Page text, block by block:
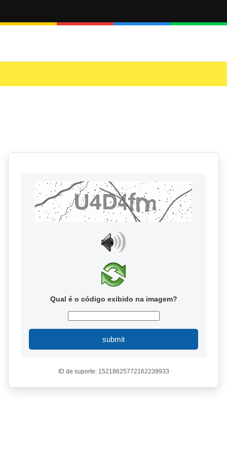
Qual é o código exibido na imagem?
submit
ID de suporte: 15218625772162239933